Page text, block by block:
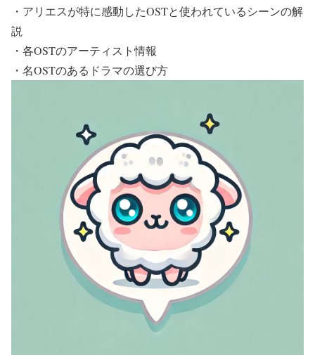
・アリエスが特に感動したOSTと使われているシーンの解
説
・各OSTのアーティスト情報
・名OSTのあるドラマの選び方